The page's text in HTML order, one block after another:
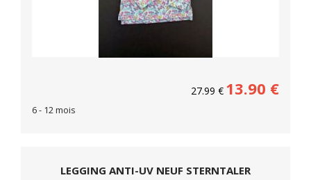
27.99 € 13.90 €
6 - 12 mois
LEGGING ANTI-UV NEUF STERNTALER